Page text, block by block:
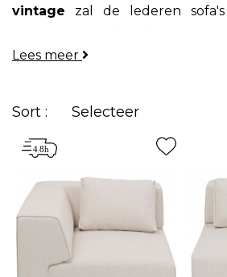
vintage zal de lederen
esthetiekzal de voorkeur
eettafel te plaatsen om een
samen te stellen om de sofa te
dromen. Klein, groot,
vormig, slaapbank, bank, in
3, 4, 5 of meer zitplaatsen,
Lees meer
Sort : Selecteer